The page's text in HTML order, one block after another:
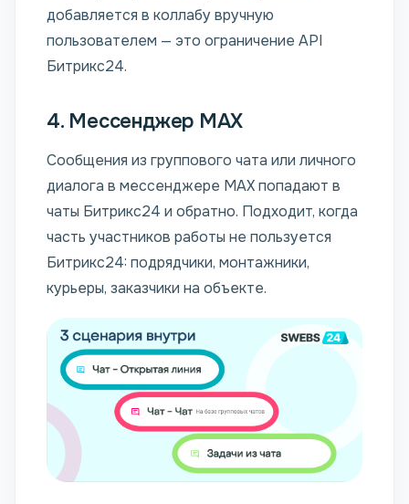
добавляется в коллабу вручную
пользователем — это ограничение API
Битрикс24.
4. Мессенджер MAX
Сообщения из группового чата или личного
диалога в мессенджере MAX попадают в
чаты Битрикс24 и обратно. Подходит, когда
часть участников работы не пользуется
Битрикс24: подрядчики, монтажники,
курьеры, заказчики на объекте.